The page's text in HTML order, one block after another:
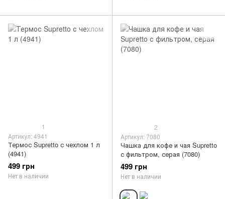
1
Артикул: 4941
Термос Supretto с чехлом 1 л
(4941)
499 грн
Нет в наличии
2
Артикул: 7080
Чашка для кофе и чая Supretto
с фильтром, серая (7080)
499 грн
Нет в наличии